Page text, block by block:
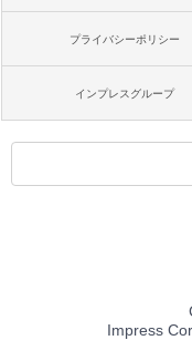
プライバシーポリシー
インプレスグループ
Impress